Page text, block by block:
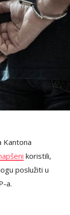
Kantona
koristili,
poslužiti u
a.